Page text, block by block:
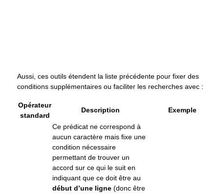
Aussi, ces outils étendent la liste précédente pour fixer des
conditions supplémentaires ou faciliter les recherches avec :
Opérateur
standard
Description Exemple
Ce prédicat ne correspond à
aucun caractère mais fixe une
condition nécessaire
permettant de trouver un
accord sur ce qui le suit en
indiquant que ce doit être au
début d’une ligne (donc être